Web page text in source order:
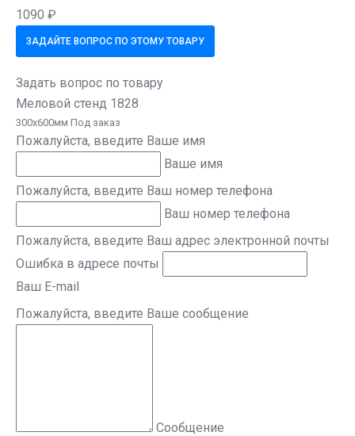
1090 ₽
ЗАДАЙТЕ ВОПРОС ПО ЭТОМУ ТОВАРУ
Задать вопрос по товару
Меловой стенд 1828
300х600мм Под заказ
Пожалуйста, введите Ваше имя
Ваше имя
Пожалуйста, введите Ваш номер телефона
Ваш номер телефона
Пожалуйста, введите Ваш адрес электронной почты
Ошибка в адресе почты
Ваш E-mail
Пожалуйста, введите Ваше сообщение
Сообщение